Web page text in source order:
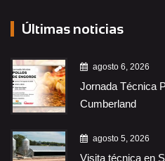
Últimas noticias
agosto 6, 2026
Jornada Técnica
Cumberland
agosto 5, 2026
Visita técnica en